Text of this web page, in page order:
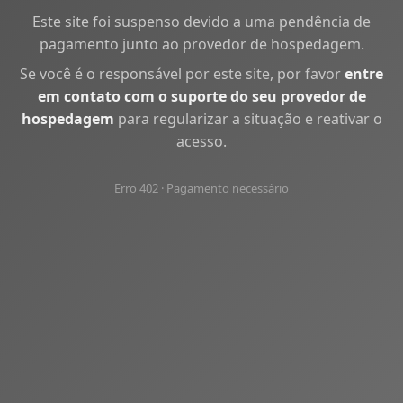
Este site foi suspenso devido a uma pendência de
pagamento junto ao provedor de hospedagem.
Se você é o responsável por este site, por favorentre
em contato com o suporte do seu provedor de
hospedagem para regularizar a situação e reativar o
acesso.
Erro 402 · Pagamento necessário